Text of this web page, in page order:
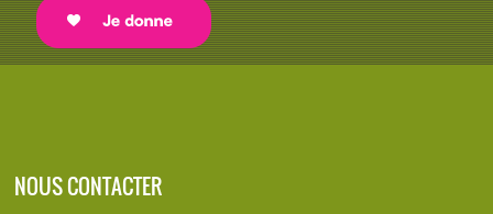
NOUS CONTACTER